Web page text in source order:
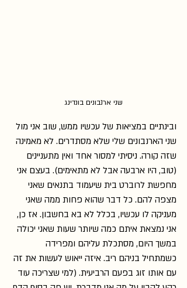
שני ארנבונים בונדינג
ובינתיים במציאות של עכשיו ממש, שוב אני מול
שני הארנבונים שלי שלא מסתדרים. לא מאמינה
שזה קורה. ניסיתי למסור אחד ואין מתעניינים
(טוב, היו ארבעה אבל לא מתאימים). בעצם אני
מחפשת לרוברט בית שיעמוד בתנאים שאני
מצפה להם. כל דבר שהוא פחות ממה שאני
מעניקה לו עכשיו, בכלל לא בא בחשבון. אז כן,
אני נמצאת איתם כמה שיותר שעות שאני יכולה
במשך היום, מסתכלת עליהם ומפרידה
כשמתחיל בניהם ריב. איזה ייאוש לעשות את זה
עם אותו זוג בפעם הרביעית. (למי שצריכה עוד